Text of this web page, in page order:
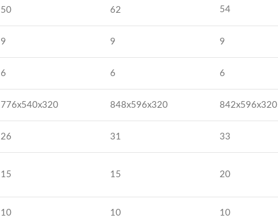
50 62 54
9 9 9
6 6 6
776x540x320 848x596x320 842x596x320
26 31 33
15 15 20
10 10 10